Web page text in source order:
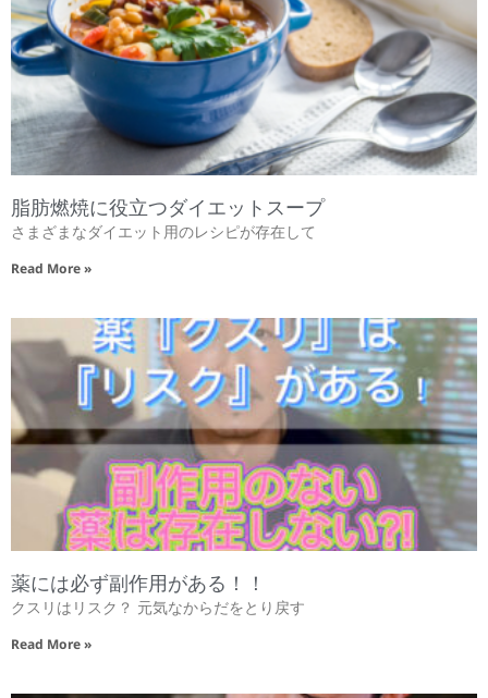
脂肪燃焼に役立つダイエットスープ
さまざまなダイエット用のレシピが存在して
Read More »
薬には必ず副作用がある！！
クスリはリスク？ 元気なからだをとり戻す
Read More »